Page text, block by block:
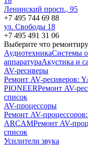
Ленинский просп., 95
+7 495 744 69 88
ул. Свободы 18
+7 495 491 31 06
Выберите что
АудиотехникаСистемы
аппаратураАкустика и
AV-ресиверы
Ремонт AV-реcиверов:
PIONEERРемонт AV-
список
AV-процессоры
Ремонт AV-
ARCAMРемонт AV-
список
Усилители звука